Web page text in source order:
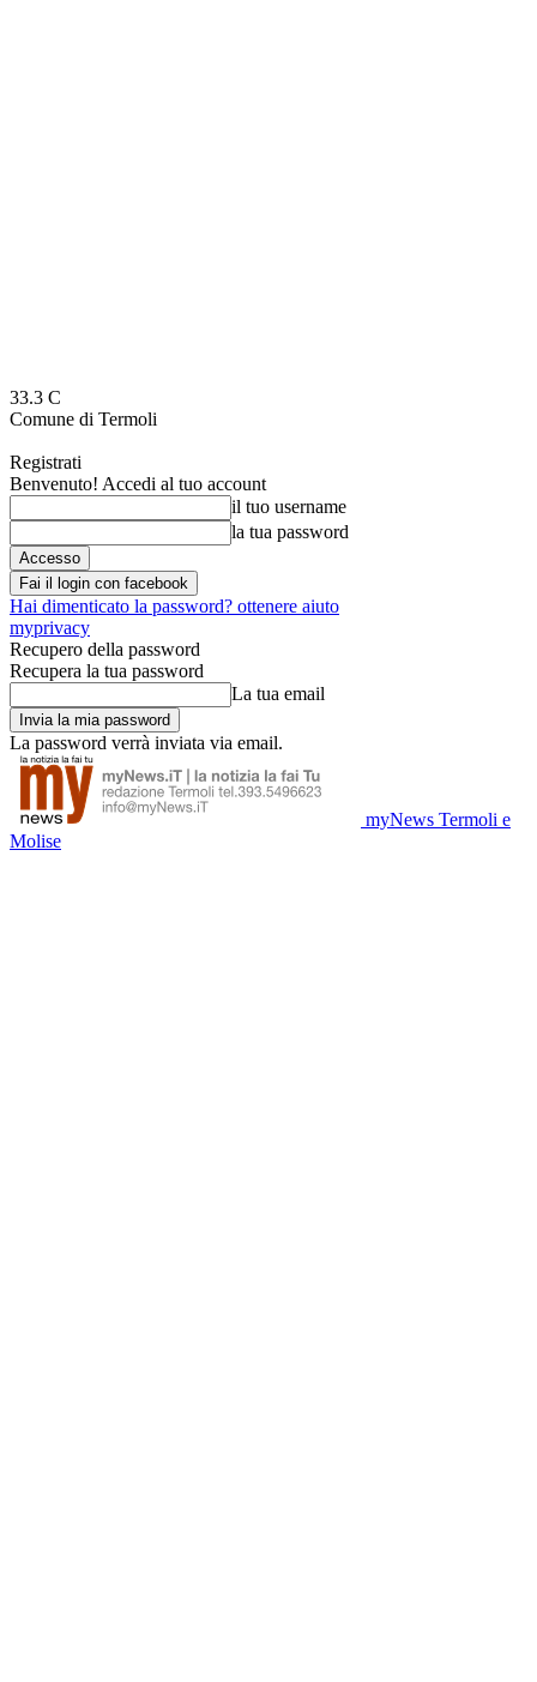
33.3 C
Comune di Termoli
Registrati
Benvenuto! Accedi al tuo account
il tuo username
la tua password
Fai il login con facebook
Hai dimenticato la password? ottenere aiuto
myprivacy
Recupero della password
Recupera la tua password
La tua email
La password verrà inviata via email.
myNews Termoli e
Molise